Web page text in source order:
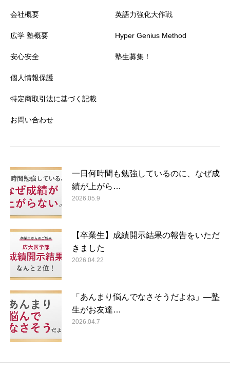
会社概要
広学 塾概要
安心安全
個人情報保護
特定商取引法に基づく記載
お問い合わせ
英語力強化大作戦
Hyper Genius Method
塾生募集！
一日何時間も勉強しているのに、なぜ成
績が上がら…
2026.05.9
【卒業生】成績開示結果の報告をいただ
きました
2026.04.22
「あんまり悩んでなさそうだよね」―塾
生がお友達…
2026.04.7